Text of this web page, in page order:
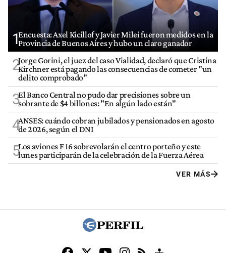
1Encuesta: Axel Kicillof y Javier Milei fueron medidos en la
Provincia de Buenos Aires y hubo un claro ganador
2Jorge Gorini, el juez del caso Vialidad, declaró que Cristina
Kirchner está pagando las consecuencias de cometer "un
delito comprobado"
3El Banco Central no pudo dar precisiones sobre un
sobrante de $4 billones: "En algún lado están"
4ANSES: cuándo cobran jubilados y pensionados en agosto
de 2026, según el DNI
5Los aviones F 16 sobrevolarán el centro porteño y este
lunes participarán de la celebración de la Fuerza Aérea
VER MÁS